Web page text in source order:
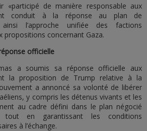
«participé de manière responsable aux
conduit à la réponse au plan de
l’approche unifiée des factions
propositions concernant Gaza.
officielle
a soumis sa réponse officielle aux
la proposition de Trump relative à la
a annoncé sa volonté de libérer
y compris les détenus vivants et les
au cadre défini dans le plan négocié
tout en garantissant les conditions
à l’échange.